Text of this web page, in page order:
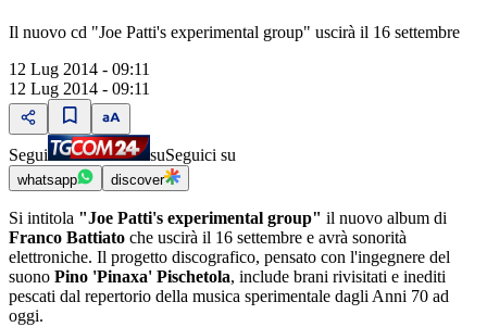
Il nuovo cd "Joe Patti's experimental group" uscirà il 16 settembre
12 Lug 2014 - 09:11
12 Lug 2014 - 09:11
Segui suSeguici su
whatsapp discover
Si intitola "Joe Patti's experimental group" il nuovo album di
Franco Battiato che uscirà il 16 settembre e avrà sonorità
elettroniche. Il progetto discografico, pensato con l'ingegnere del
suono Pino 'Pinaxa' Pischetola, include brani rivisitati e inediti
pescati dal repertorio della musica sperimentale dagli Anni 70 ad
oggi.